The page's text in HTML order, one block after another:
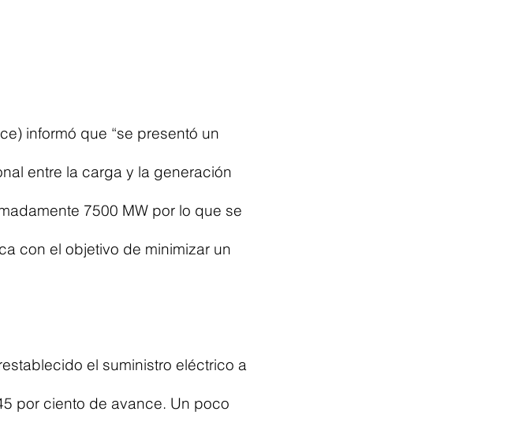
informó que “se presentó un
entre la carga y la generación
7500 MW por lo que se
con el objetivo de minimizar un
el suministro eléctrico a
por ciento de avance. Un poco